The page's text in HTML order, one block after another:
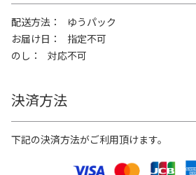
配送方法
ゆうパック
お届け日
指定不可
のし
対応不可
決済方法
下記の決済方法がご利用頂けます。